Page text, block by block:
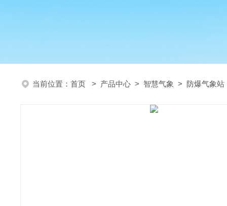
当前位置： 首页 > 产品中心 > 智慧气象 > 防爆气象站